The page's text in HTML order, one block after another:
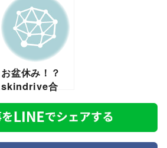
お盆休み！？
skindrive合
宿！身体をうま
く使う練習と施